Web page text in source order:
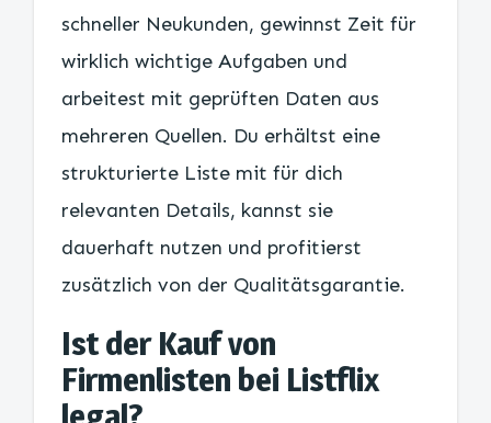
schneller Neukunden, gewinnst Zeit für
wirklich wichtige Aufgaben und
arbeitest mit geprüften Daten aus
mehreren Quellen. Du erhältst eine
strukturierte Liste mit für dich
relevanten Details, kannst sie
dauerhaft nutzen und profitierst
zusätzlich von der Qualitätsgarantie.
Ist der Kauf von
Firmenlisten bei Listflix